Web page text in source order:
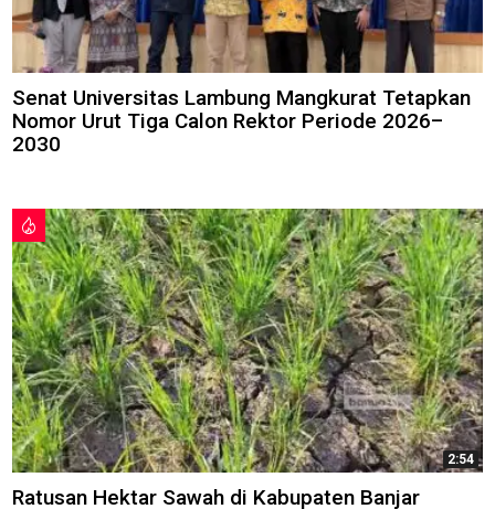
Senat Universitas Lambung Mangkurat Tetapkan
Nomor Urut Tiga Calon Rektor Periode 2026–
2030
2:54
Ratusan Hektar Sawah di Kabupaten Banjar